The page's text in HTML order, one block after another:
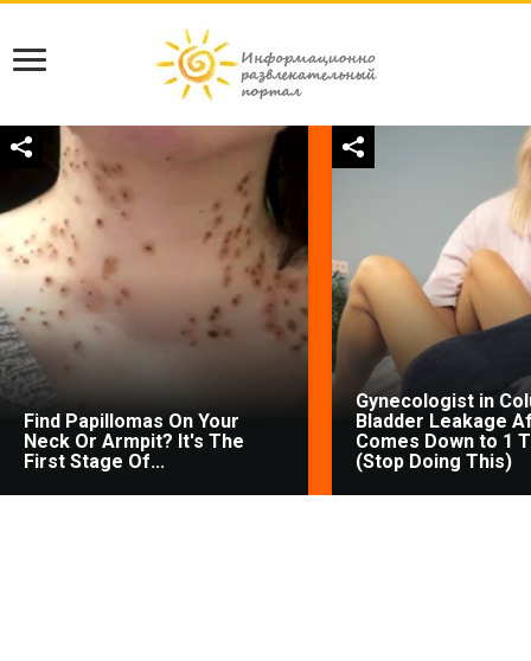
Find Papillomas On Your
Neck Or Armpit? It's The
First Stage Of...
Gynecologist in
Bladder Leakage
Comes Down to 1
(Stop Doing This)